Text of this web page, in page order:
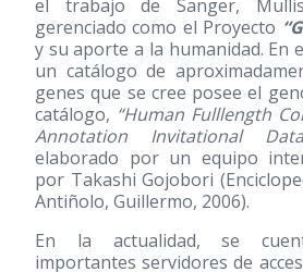
el trabajo de Sanger,
gerenciado como el Proyecto
y su aporte a la humanidad. En
un catálogo de
genes que se cree posee el
catálogo, “Human Fulllength
Annotation Invitational
elaborado por un equipo
por Takashi Gojobori
Antiñolo, Guillermo, 2006).
En la actualidad, se
importantes servidores de